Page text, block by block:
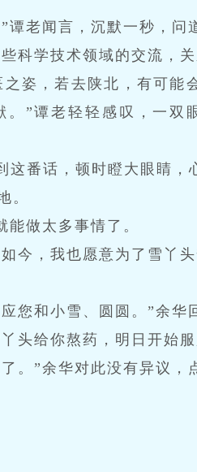
老闻言，沉默一秒，问
科学技术领域的交流，
之姿，若去陕北，有可
”谭老轻轻感叹，一双
这番话，顿时瞪大眼睛
。
做太多事情了。
今，我也愿意为了雪丫
您和小雪、圆圆。”余华
头给你熬药，明日开始服
。”余华对此没有异议，